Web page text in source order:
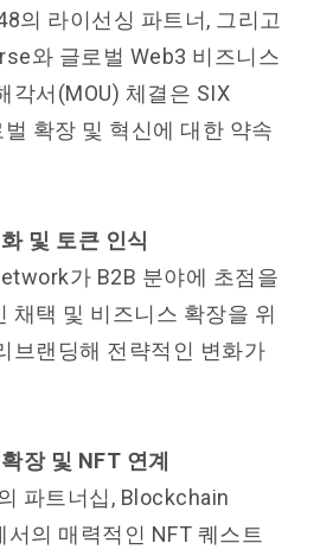
의 라이선싱 파트너, 그리고
와 글로벌 Web3 비즈니스
각서(MOU) 체결은 SIX
확장 및 혁신에 대한 약속
및 토큰 인식
가 B2B 분야에 초점을
채택 및 비즈니스 확장을 위
브랜딩해 전략적인 변화가
장 및 NFT 연계
파트너십, Blockchain
의 매력적인 NFT 퀘스트